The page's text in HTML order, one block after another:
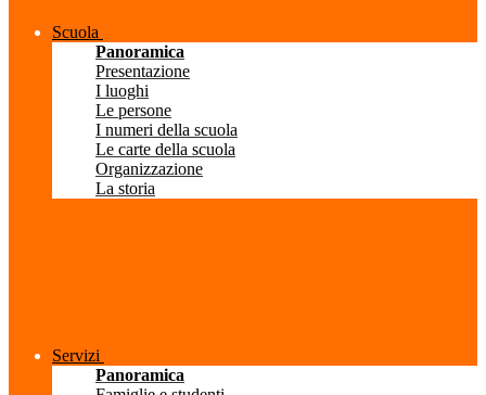
Scuola
Panoramica
Presentazione
I luoghi
Le persone
I numeri della scuola
Le carte della scuola
Organizzazione
La storia
Servizi
Panoramica